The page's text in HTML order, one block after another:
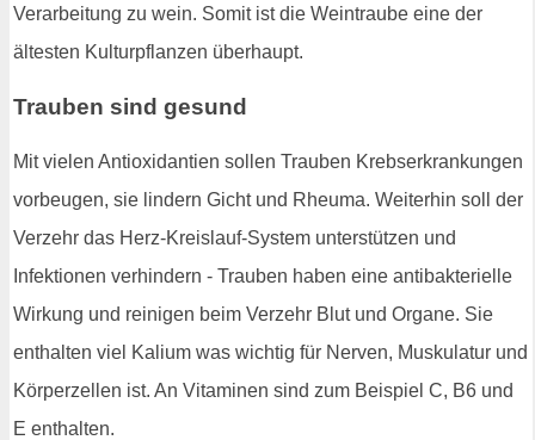
Verarbeitung zu wein. Somit ist die Weintraube eine der
ältesten Kulturpflanzen überhaupt.
Trauben sind gesund
Mit vielen Antioxidantien sollen Trauben Krebserkrankungen
vorbeugen, sie lindern Gicht und Rheuma. Weiterhin soll der
Verzehr das Herz-Kreislauf-System unterstützen und
Infektionen verhindern - Trauben haben eine antibakterielle
Wirkung und reinigen beim Verzehr Blut und Organe. Sie
enthalten viel Kalium was wichtig für Nerven, Muskulatur und
Körperzellen ist. An Vitaminen sind zum Beispiel C, B6 und
E enthalten.